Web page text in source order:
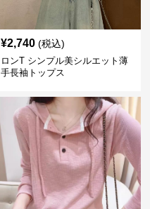
¥2,740 (税込)
ロンT シンプル美シルエット薄
手長袖トップス